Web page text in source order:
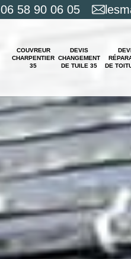
06 58 90 06 05
COUVREUR
CHARPENTIER
35
DEVIS
CHANGEMENT
DE TUILE 35
DE